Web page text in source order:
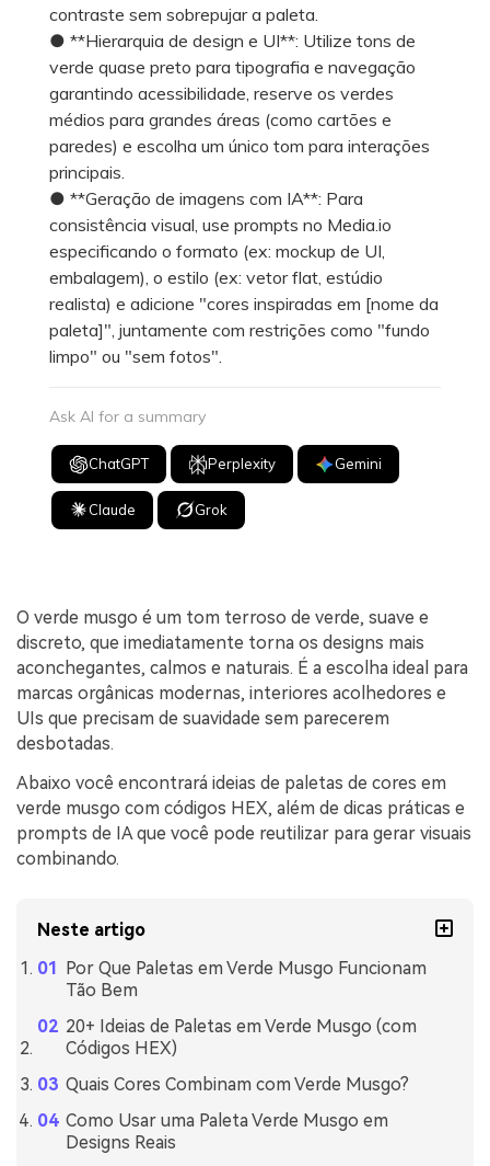
contraste sem sobrepujar a paleta.
● **Hierarquia de design e UI**: Utilize tons de
verde quase preto para tipografia e navegação
garantindo acessibilidade, reserve os verdes
médios para grandes áreas (como cartões e
paredes) e escolha um único tom para interações
principais.
● **Geração de imagens com IA**: Para
consistência visual, use prompts no Media.io
especificando o formato (ex: mockup de UI,
embalagem), o estilo (ex: vetor flat, estúdio
realista) e adicione "cores inspiradas em [nome da
paleta]", juntamente com restrições como "fundo
limpo" ou "sem fotos".
Ask AI for a summary
ChatGPT Perplexity Gemini
Claude Grok
O verde musgo é um tom terroso de verde, suave e
discreto, que imediatamente torna os designs mais
aconchegantes, calmos e naturais. É a escolha ideal para
marcas orgânicas modernas, interiores acolhedores e
UIs que precisam de suavidade sem parecerem
desbotadas.
Abaixo você encontrará ideias de paletas de cores em
verde musgo com códigos HEX, além de dicas práticas e
prompts de IA que você pode reutilizar para gerar visuais
combinando.
Neste artigo
Por Que Paletas em Verde Musgo Funcionam
Tão Bem
20+ Ideias de Paletas em Verde Musgo (com
Códigos HEX)
Quais Cores Combinam com Verde Musgo?
Como Usar uma Paleta Verde Musgo em
Designs Reais